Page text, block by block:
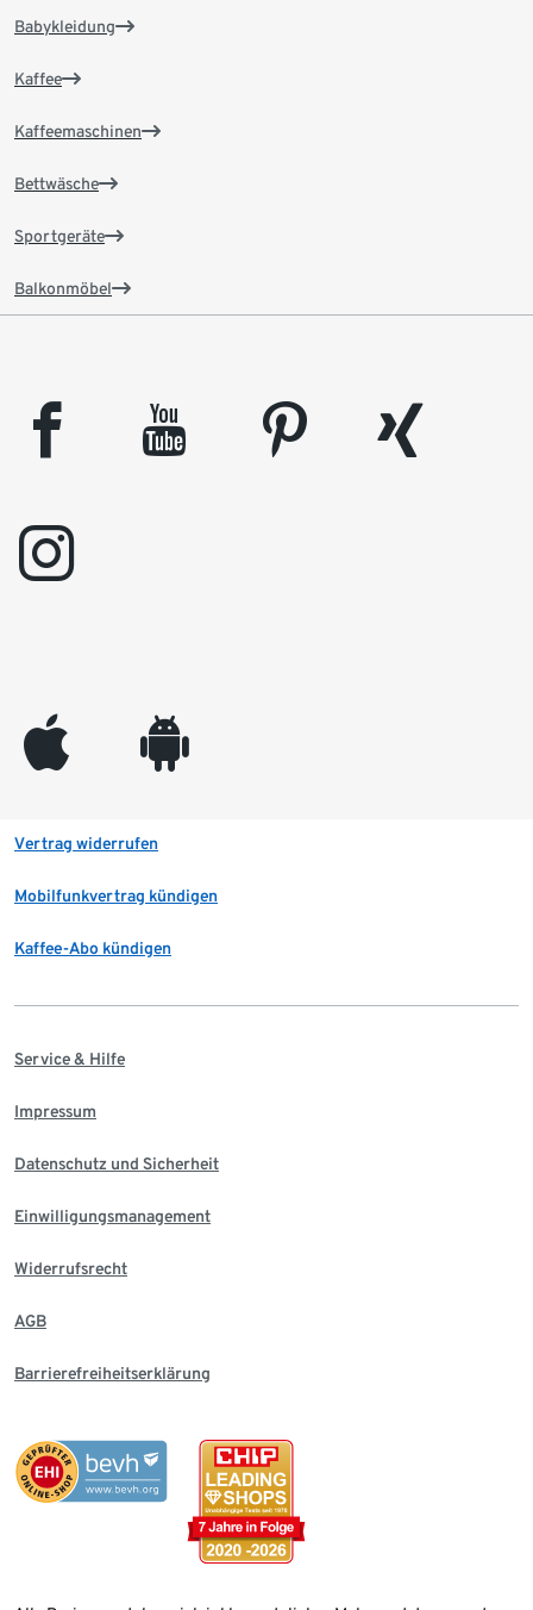
Babykleidung
Kaffee
Kaffeemaschinen
Bettwäsche
Sportgeräte
Balkonmöbel
facebook youtube pinterest
xing
instagram
appleinc android
Vertrag widerrufen
Mobilfunkvertrag kündigen
Kaffee-Abo kündigen
Service & Hilfe
Impressum
Datenschutz und Sicherheit
Einwilligungsmanagement
Widerrufsrecht
AGB
Barrierefreiheitserklärung